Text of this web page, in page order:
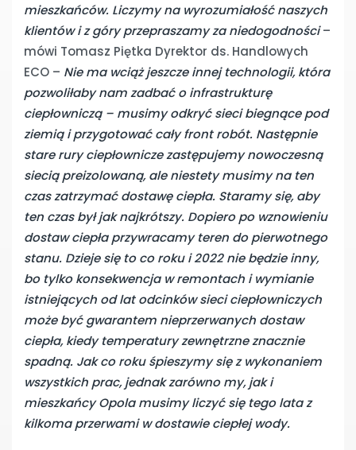
mieszkańców. Liczymy na wyrozumiałość naszych
klientów i z góry przepraszamy za niedogodności–
mówi Tomasz Piętka Dyrektor ds. Handlowych
ECO – Nie ma wciąż jeszcze innej technologii, która
pozwoliłaby nam zadbać o infrastrukturę
ciepłowniczą – musimy odkryć sieci biegnące pod
ziemią i przygotować cały front robót. Następnie
stare rury ciepłownicze zastępujemy nowoczesną
siecią preizolowaną, ale niestety musimy na ten
czas zatrzymać dostawę ciepła. Staramy się, aby
ten czas był jak najkrótszy. Dopiero po wznowieniu
dostaw ciepła przywracamy teren do pierwotnego
stanu. Dzieje się to co roku i 2022 nie będzie inny,
bo tylko konsekwencja w remontach i wymianie
istniejących od lat odcinków sieci ciepłowniczych
może być gwarantem nieprzerwanych dostaw
ciepła, kiedy temperatury zewnętrzne znacznie
spadną. Jak co roku śpieszymy się z wykonaniem
wszystkich prac, jednak zarówno my, jak i
mieszkańcy Opola musimy liczyć się tego lata z
kilkoma przerwami w dostawie ciepłej wody.